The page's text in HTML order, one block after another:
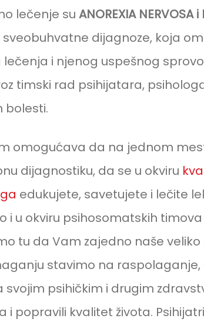
lečenje su ANOREXIA NERVOSA i
dijagnoze, koja
i njenog uspešnog
timski rad psihijatara,
bolesti.
omogućava da na jednom
dijagnostiku, da se u okviru
edukujete, savetujete i lečite
i u okviru psihosomatskih
tu da Vam zajedno naše veliko
stavimo na raspolaganje,
svojim psihičkim i drugim
i popravili kvalitet života.